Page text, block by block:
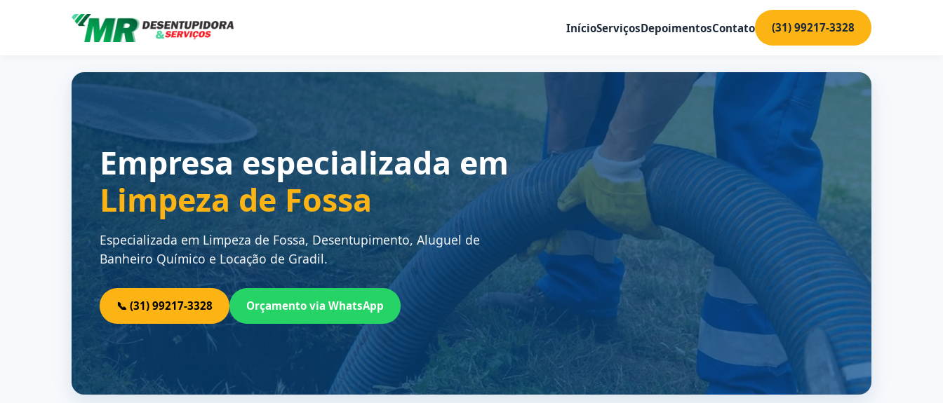
InícioServiçosDepoimentosContato (31) 99217-3328
Empresa especializada em
Limpeza de Fossa
Especializada em Limpeza de Fossa, Desentupimento, Aluguel de
Banheiro Químico e Locação de Gradil.
📞 (31) 99217-3328 Orçamento via WhatsApp